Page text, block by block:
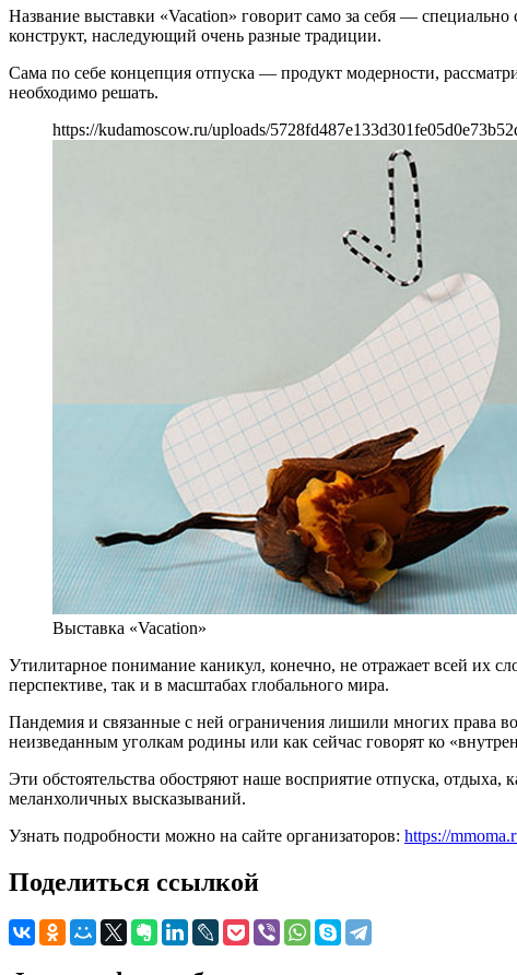
Название выставки «Vacation» говорит само за себя —
конструкт, наследующий очень разные традиции.
Сама по себе концепция отпуска — продукт модерности,
необходимо решать.
https://kudamoscow.ru/uploads/
Выставка «Vacation»
Утилитарное понимание каникул, конечно, не отражает всей их
перспективе, так и в масштабах глобального мира.
Пандемия и связанные с ней ограничения лишили многих права
неизведанным уголкам родины или как сейчас говорят ко
Эти обстоятельства обостряют наше восприятие отпуска,
меланхоличных высказываний.
Узнать подробности можно на сайте организаторов: https://
Поделиться ссылкой